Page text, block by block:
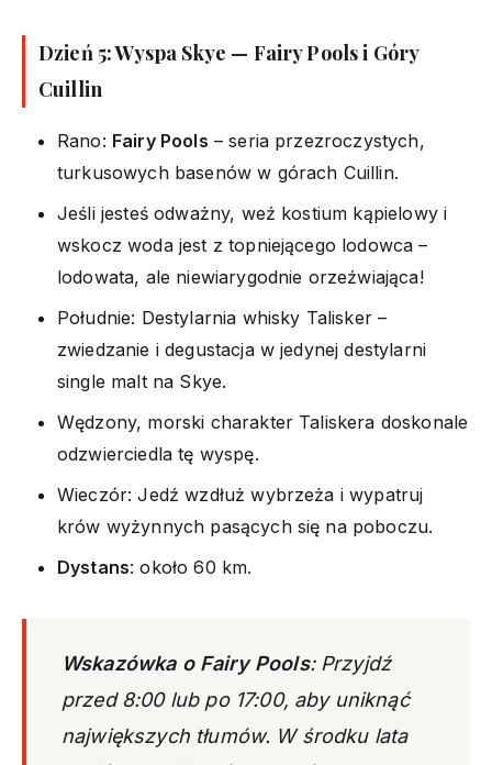
Dzień 5: Wyspa Skye — Fairy Pools i Góry
Cuillin
Rano: Fairy Pools – seria przezroczystych,
turkusowych basenów w górach Cuillin.
Jeśli jesteś odważny, weź kostium kąpielowy i
wskocz woda jest z topniejącego lodowca –
lodowata, ale niewiarygodnie orzeźwiająca!
Południe: Destylarnia whisky Talisker –
zwiedzanie i degustacja w jedynej destylarni
single malt na Skye.
Wędzony, morski charakter Taliskera doskonale
odzwierciedla tę wyspę.
Wieczór: Jedź wzdłuż wybrzeża i wypatruj
krów wyżynnych pasących się na poboczu.
Dystans: około 60 km.
Wskazówka o Fairy Pools: Przyjdź
przed 8:00 lub po 17:00, aby uniknąć
największych tłumów. W środku lata